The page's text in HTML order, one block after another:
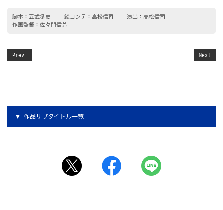
脚本：五武冬史 絵コンテ：高松信司
演出：高松信司
作画監督：佐々門信芳
Prev. Next
作品サブタイトル一覧